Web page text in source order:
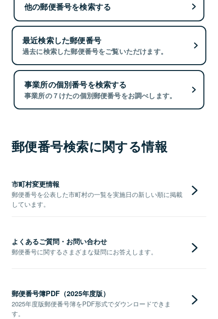
他の郵便番号を検索する
最近検索した郵便番号
過去に検索した郵便番号をご覧いただけます。
事業所の個別番号を検索する
事業所の７けたの個別郵便番号をお調べします。
郵便番号検索に関する情報
市町村変更情報
郵便番号を公表した市町村の一覧を実施日の新しい順に掲載
しています。
よくあるご質問・お問い合わせ
郵便番号に関するさまざまな疑問にお答えします。
郵便番号簿PDF（2025年度版）
2025年度版郵便番号簿をPDF形式でダウンロードできま
す。